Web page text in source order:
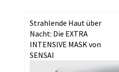
Strahlende Haut über
Nacht: Die EXTRA
INTENSIVE MASK von
SENSAI